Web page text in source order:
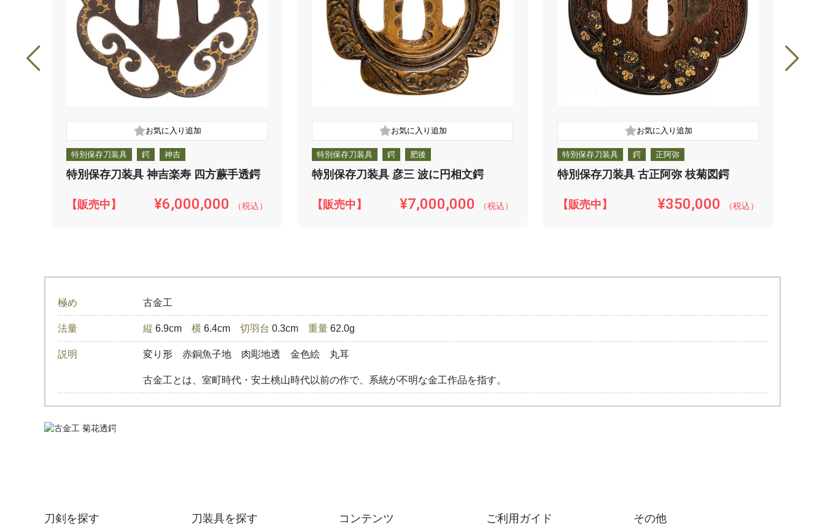
特別保存刀装具 鍔 神吉
特別保存刀装具 神吉楽寿 四方蕨手透鍔
【販売中】 ¥6,000,000 （税込）
特別保存刀装具 鍔 肥後
特別保存刀装具 彦三 波に円相文鍔
【販売中】 ¥7,000,000 （税込）
特別保存刀装具 鍔 正阿弥
特別保存刀装具 古正阿弥 枝菊図鍔
【販売中】 ¥350,000 （税込）
極め 古金工
法量 縦6.9cm 横6.4cm 切羽台 0.3cm 重量62.0g
説明 変り形 赤銅魚子地 肉彫地透 金色絵 丸耳
古金工とは、室町時代・安土桃山時代以前の作で、系統が不明な金工作品を指す。
刀剣を探す 刀装具を探す コンテンツ ご利用ガイド その他